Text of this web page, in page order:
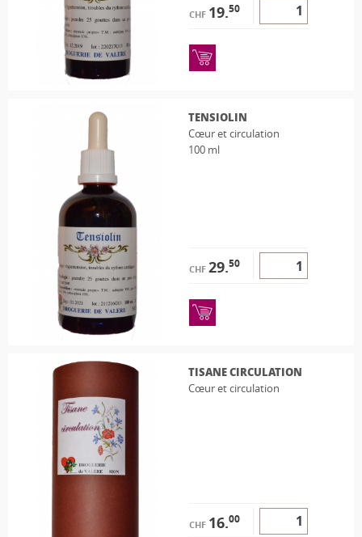
CHF 19.50
TENSIOLIN
Cœur et circulation
100 ml
CHF 29.50
TISANE CIRCULATION
Cœur et circulation
CHF 16.00